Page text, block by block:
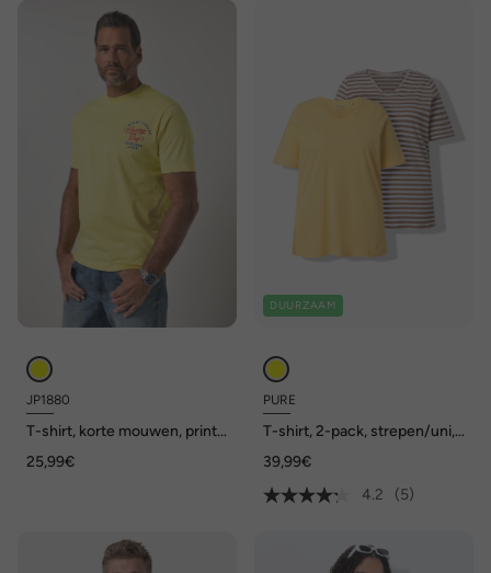
JP1880
T-shirt, korte mouwen, print
25,99€
DUURZAAM
PURE
T-shirt, 2-pack, strepen/uni,
39,99€
4.2
(5)